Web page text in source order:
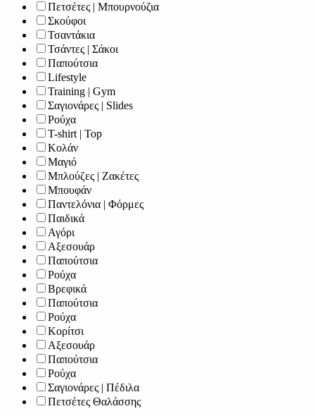
Πετσέτες | Μπουρνούζια
Σκούφοι
Τσαντάκια
Τσάντες | Σάκοι
Παπούτσια
Lifestyle
Training | Gym
Σαγιονάρες | Slides
Ρούχα
T-shirt | Top
Κολάν
Μαγιό
Μπλούζες | Ζακέτες
Μπουφάν
Παντελόνια | Φόρμες
Παιδικά
Αγόρι
Αξεσουάρ
Παπούτσια
Ρούχα
Βρεφικά
Παπούτσια
Ρούχα
Κορίτσι
Αξεσουάρ
Παπούτσια
Ρούχα
Σαγιονάρες | Πέδιλα
Πετσέτες Θαλάσσης